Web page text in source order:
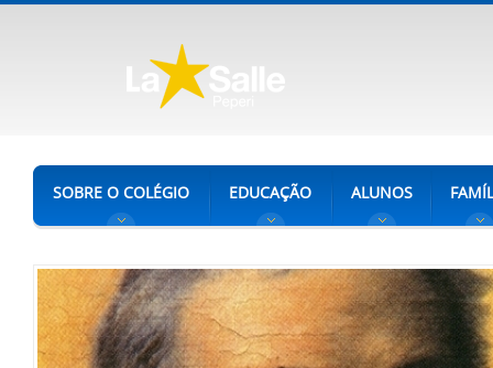
SOBRE O COLÉGIO EDUCAÇÃO ALUNOS